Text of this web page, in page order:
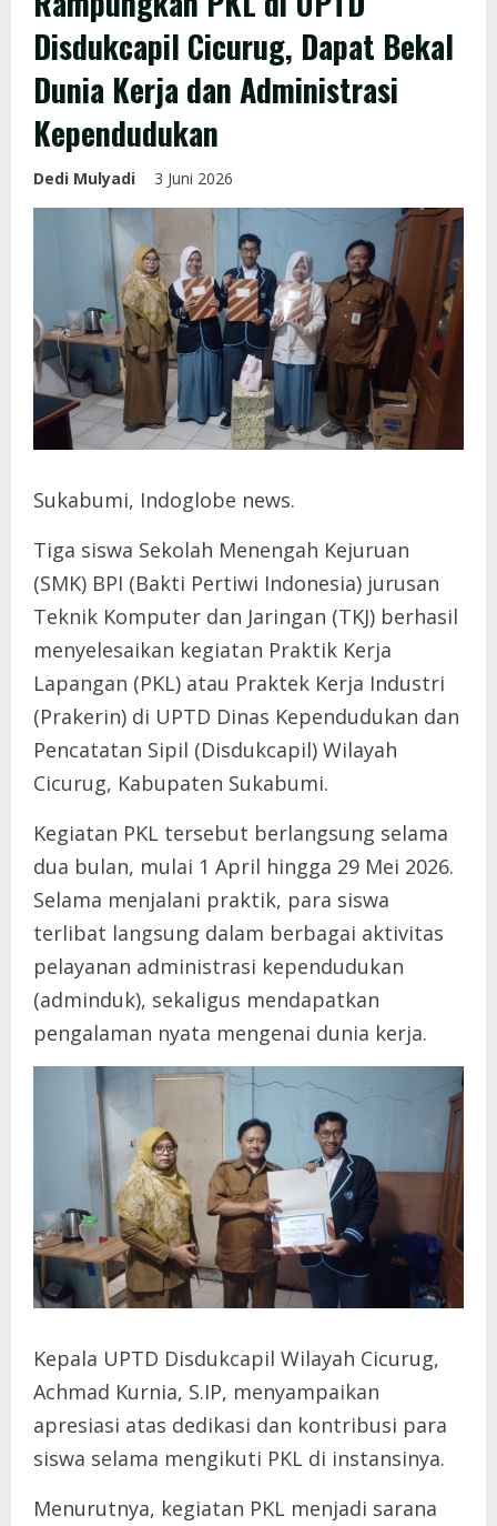
Disdukcapil Cicurug, Dapat Bekal
Dunia Kerja dan Administrasi
Kependudukan
Dedi Mulyadi 3 Juni 2026
Sukabumi, Indoglobe news.
Tiga siswa Sekolah Menengah Kejuruan
(SMK) BPI (Bakti Pertiwi Indonesia) jurusan
Teknik Komputer dan Jaringan (TKJ) berhasil
menyelesaikan kegiatan Praktik Kerja
Lapangan (PKL) atau Praktek Kerja Industri
(Prakerin) di UPTD Dinas Kependudukan dan
Pencatatan Sipil (Disdukcapil) Wilayah
Cicurug, Kabupaten Sukabumi.
Kegiatan PKL tersebut berlangsung selama
dua bulan, mulai 1 April hingga 29 Mei 2026.
Selama menjalani praktik, para siswa
terlibat langsung dalam berbagai aktivitas
pelayanan administrasi kependudukan
(adminduk), sekaligus mendapatkan
pengalaman nyata mengenai dunia kerja.
Kepala UPTD Disdukcapil Wilayah Cicurug,
Achmad Kurnia, S.IP, menyampaikan
apresiasi atas dedikasi dan kontribusi para
siswa selama mengikuti PKL di instansinya.
Menurutnya, kegiatan PKL menjadi sarana